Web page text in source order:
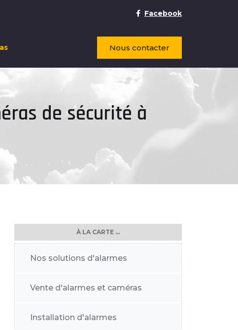
Facebook
Nous contacter
de sécurité à
À LA CARTE ...
Nos solutions d'alarmes
Vente d'alarmes et caméras
Installation d'alarmes